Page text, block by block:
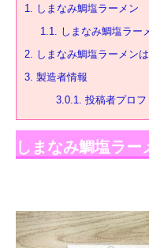
1. しまなみ鯛塩ラーメン
1.1. しまなみ鯛塩ラー
2. しまなみ鯛塩ラーメン
3. 製造者情報
3.0.1. 投稿者プロフ
しまなみ鯛塩ラー